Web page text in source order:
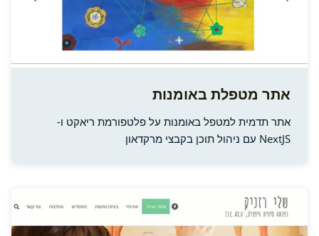
אתר מטפלת באומנות
אתר תדמית למטפל באומנות על פלטפורמת ריאקט ו-
NextJS עם ניהול תוכן בקבצי מרקדאון